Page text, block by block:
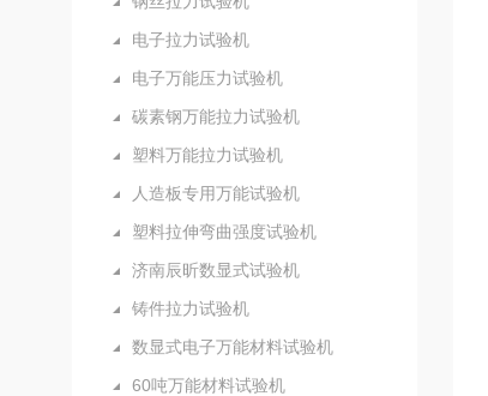
电子拉力试验机
电子万能压力试验机
碳素钢万能拉力试验机
塑料万能拉力试验机
人造板专用万能试验机
塑料拉伸弯曲强度试验机
济南辰昕数显式试验机
铸件拉力试验机
数显式电子万能材料试验机
60吨万能材料试验机